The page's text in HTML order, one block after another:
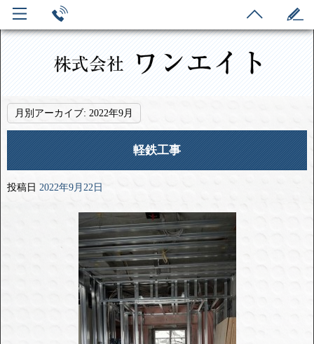
月別アーカイブ: 2022年9月
軽鉄工事
投稿日 2022年9月22日